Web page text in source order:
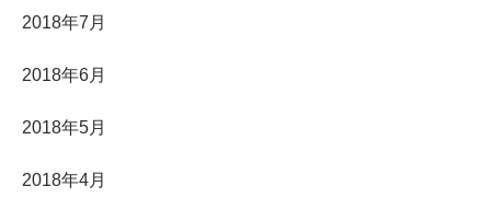
2018年7月
2018年6月
2018年5月
2018年4月